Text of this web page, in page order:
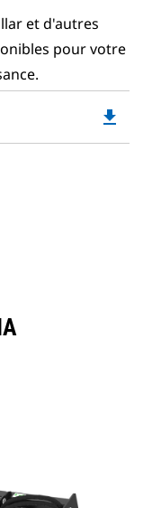
et d'autres
pour votre
file_download